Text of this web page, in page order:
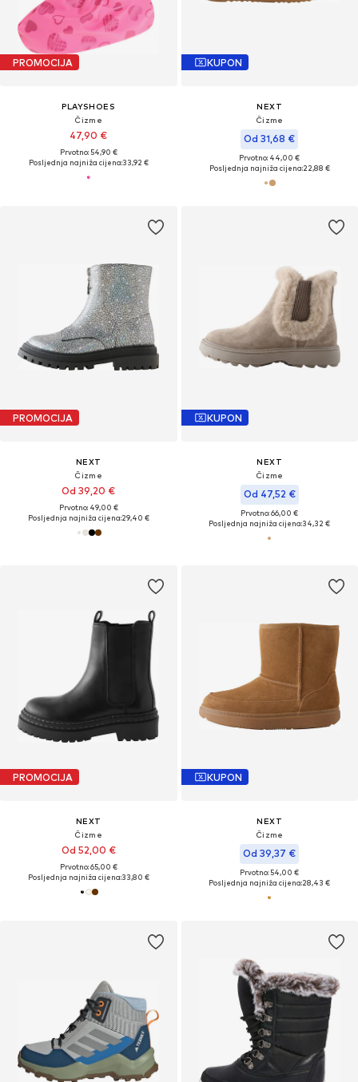
PROMOCIJA
PLAYSHOES
Čizme
47,90 €
Prvotno: 54,90 €
Posljednja najniža cijena:33,92 €
KUPON
NEXT
Čizme
Od 31,68 €
Prvotno: 44,00 €
Posljednja najniža cijena:22,88 €
PROMOCIJA
NEXT
Čizme
Od 39,20 €
Prvotno: 49,00 €
Posljednja najniža cijena:29,40 €
KUPON
NEXT
Čizme
Od 47,52 €
Prvotno: 66,00 €
Posljednja najniža cijena:34,32 €
PROMOCIJA
NEXT
Čizme
Od 52,00 €
Prvotno: 65,00 €
Posljednja najniža cijena:33,80 €
KUPON
NEXT
Čizme
Od 39,37 €
Prvotno: 54,00 €
Posljednja najniža cijena:28,43 €